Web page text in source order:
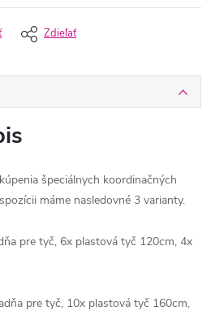
Zdieľať
špeciálnych koordinačných
máme nasledovné 3 varianty.
pre tyč, 6x plastová tyč 120cm, 4x
pre tyč, 10x plastová tyč 160cm,